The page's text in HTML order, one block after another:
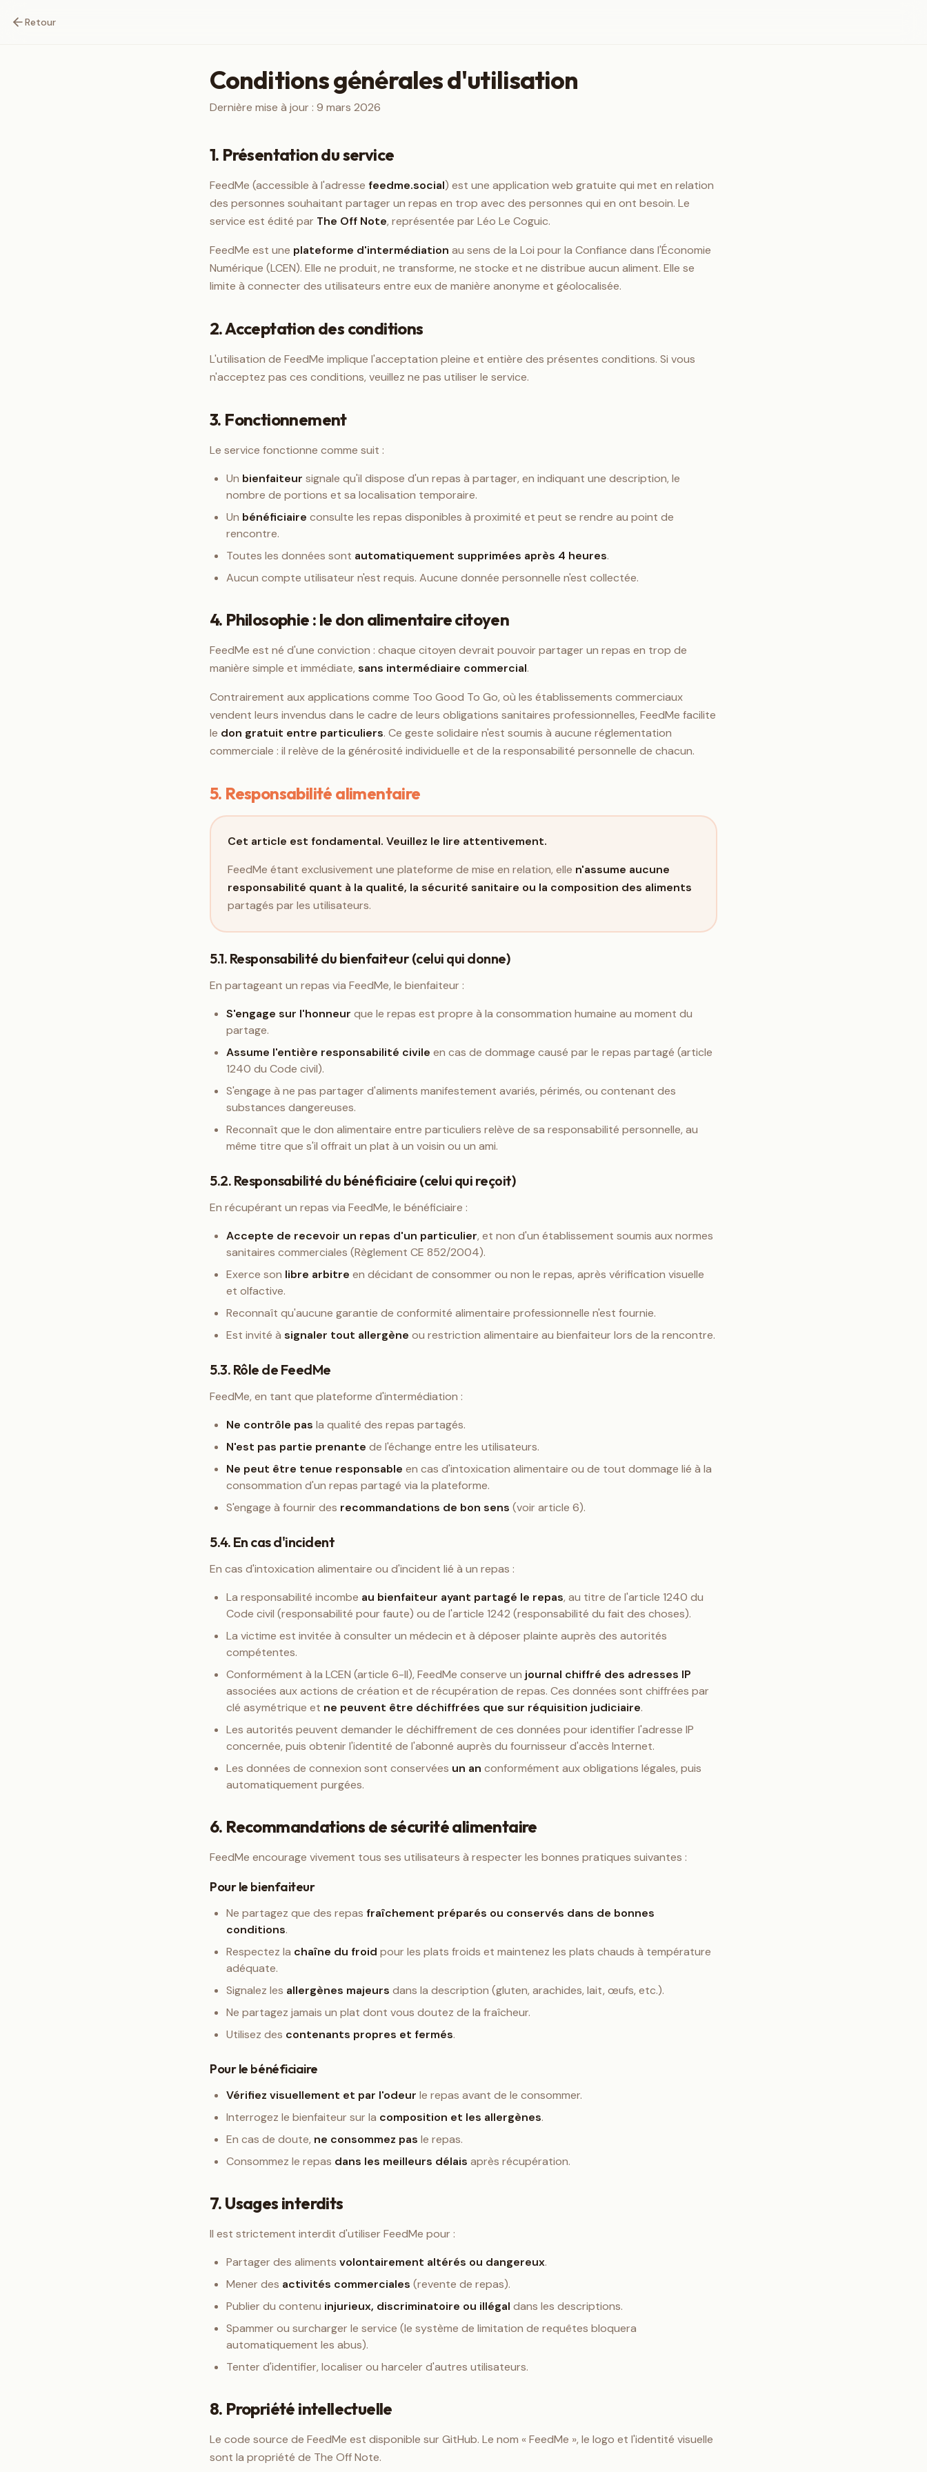
Retour
Conditions générales d'utilisation
Dernière mise à jour : 9 mars 2026
1. Présentation du service
FeedMe (accessible à l'adresse feedme.social) est une application web gratuite qui met en relation
des personnes souhaitant partager un repas en trop avec des personnes qui en ont besoin. Le
service est édité par The Off Note, représentée par Léo Le Coguic.
FeedMe est une plateforme d'intermédiation au sens de la Loi pour la Confiance dans l'Économie
Numérique (LCEN). Elle ne produit, ne transforme, ne stocke et ne distribue aucun aliment. Elle se
limite à connecter des utilisateurs entre eux de manière anonyme et géolocalisée.
2. Acceptation des conditions
L'utilisation de FeedMe implique l'acceptation pleine et entière des présentes conditions. Si vous
n'acceptez pas ces conditions, veuillez ne pas utiliser le service.
3. Fonctionnement
Le service fonctionne comme suit :
Un bienfaiteur signale qu'il dispose d'un repas à partager, en indiquant une description, le
nombre de portions et sa localisation temporaire.
Un bénéficiaire consulte les repas disponibles à proximité et peut se rendre au point de
rencontre.
Toutes les données sont automatiquement supprimées après 4 heures.
Aucun compte utilisateur n'est requis. Aucune donnée personnelle n'est collectée.
4. Philosophie : le don alimentaire citoyen
FeedMe est né d'une conviction : chaque citoyen devrait pouvoir partager un repas en trop de
manière simple et immédiate, sans intermédiaire commercial.
Contrairement aux applications comme Too Good To Go, où les établissements commerciaux
vendent leurs invendus dans le cadre de leurs obligations sanitaires professionnelles, FeedMe facilite
le don gratuit entre particuliers. Ce geste solidaire n'est soumis à aucune réglementation
commerciale : il relève de la générosité individuelle et de la responsabilité personnelle de chacun.
5. Responsabilité alimentaire
Cet article est fondamental. Veuillez le lire attentivement.
FeedMe étant exclusivement une plateforme de mise en relation, elle n'assume aucune
responsabilité quant à la qualité, la sécurité sanitaire ou la composition des aliments
partagés par les utilisateurs.
5.1. Responsabilité du bienfaiteur (celui qui donne)
En partageant un repas via FeedMe, le bienfaiteur :
S'engage sur l'honneur que le repas est propre à la consommation humaine au moment du
partage.
Assume l'entière responsabilité civile en cas de dommage causé par le repas partagé (article
1240 du Code civil).
S'engage à ne pas partager d'aliments manifestement avariés, périmés, ou contenant des
substances dangereuses.
Reconnaît que le don alimentaire entre particuliers relève de sa responsabilité personnelle, au
même titre que s'il offrait un plat à un voisin ou un ami.
5.2. Responsabilité du bénéficiaire (celui qui reçoit)
En récupérant un repas via FeedMe, le bénéficiaire :
Accepte de recevoir un repas d'un particulier, et non d'un établissement soumis aux normes
sanitaires commerciales (Règlement CE 852/2004).
Exerce son libre arbitre en décidant de consommer ou non le repas, après vérification visuelle
et olfactive.
Reconnaît qu'aucune garantie de conformité alimentaire professionnelle n'est fournie.
Est invité à signaler tout allergène ou restriction alimentaire au bienfaiteur lors de la rencontre.
5.3. Rôle de FeedMe
FeedMe, en tant que plateforme d'intermédiation :
Ne contrôle pas la qualité des repas partagés.
N'est pas partie prenante de l'échange entre les utilisateurs.
Ne peut être tenue responsable en cas d'intoxication alimentaire ou de tout dommage lié à la
consommation d'un repas partagé via la plateforme.
S'engage à fournir des recommandations de bon sens (voir article 6).
5.4. En cas d'incident
En cas d'intoxication alimentaire ou d'incident lié à un repas :
La responsabilité incombe au bienfaiteur ayant partagé le repas, au titre de l'article 1240 du
Code civil (responsabilité pour faute) ou de l'article 1242 (responsabilité du fait des choses).
La victime est invitée à consulter un médecin et à déposer plainte auprès des autorités
compétentes.
Conformément à la LCEN (article 6-II), FeedMe conserve un journal chiffré des adresses IP
associées aux actions de création et de récupération de repas. Ces données sont chiffrées par
clé asymétrique et ne peuvent être déchiffrées que sur réquisition judiciaire.
Les autorités peuvent demander le déchiffrement de ces données pour identifier l'adresse IP
concernée, puis obtenir l'identité de l'abonné auprès du fournisseur d'accès Internet.
Les données de connexion sont conservées un an conformément aux obligations légales, puis
automatiquement purgées.
6. Recommandations de sécurité alimentaire
FeedMe encourage vivement tous ses utilisateurs à respecter les bonnes pratiques suivantes :
Pour le bienfaiteur
Ne partagez que des repas fraîchement préparés ou conservés dans de bonnes
conditions.
Respectez la chaîne du froid pour les plats froids et maintenez les plats chauds à température
adéquate.
Signalez les allergènes majeurs dans la description (gluten, arachides, lait, œufs, etc.).
Ne partagez jamais un plat dont vous doutez de la fraîcheur.
Utilisez des contenants propres et fermés.
Pour le bénéficiaire
Vérifiez visuellement et par l'odeur le repas avant de le consommer.
Interrogez le bienfaiteur sur la composition et les allergènes.
En cas de doute, ne consommez pas le repas.
Consommez le repas dans les meilleurs délais après récupération.
7. Usages interdits
Il est strictement interdit d'utiliser FeedMe pour :
Partager des aliments volontairement altérés ou dangereux.
Mener des activités commerciales (revente de repas).
Publier du contenu injurieux, discriminatoire ou illégal dans les descriptions.
Spammer ou surcharger le service (le système de limitation de requêtes bloquera
automatiquement les abus).
Tenter d'identifier, localiser ou harceler d'autres utilisateurs.
8. Propriété intellectuelle
Le code source de FeedMe est disponible sur GitHub. Le nom « FeedMe », le logo et l'identité visuelle
sont la propriété de The Off Note.